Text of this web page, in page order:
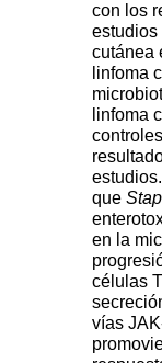
con los
estudios
cutánea
linfoma
linfoma
que
en la
células
vías